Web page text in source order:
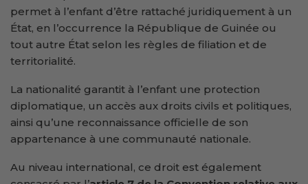
permet à l’enfant d’être rattaché juridiquement à un
État, en l’occurrence la République de Guinée ou
tout autre État selon les règles de filiation et de
territorialité.
La nationalité garantit à l’enfant une protection
diplomatique, un accès aux droits civils et politiques,
ainsi qu’une reconnaissance officielle de son
appartenance à une communauté nationale.
Au niveau international, ce droit est également